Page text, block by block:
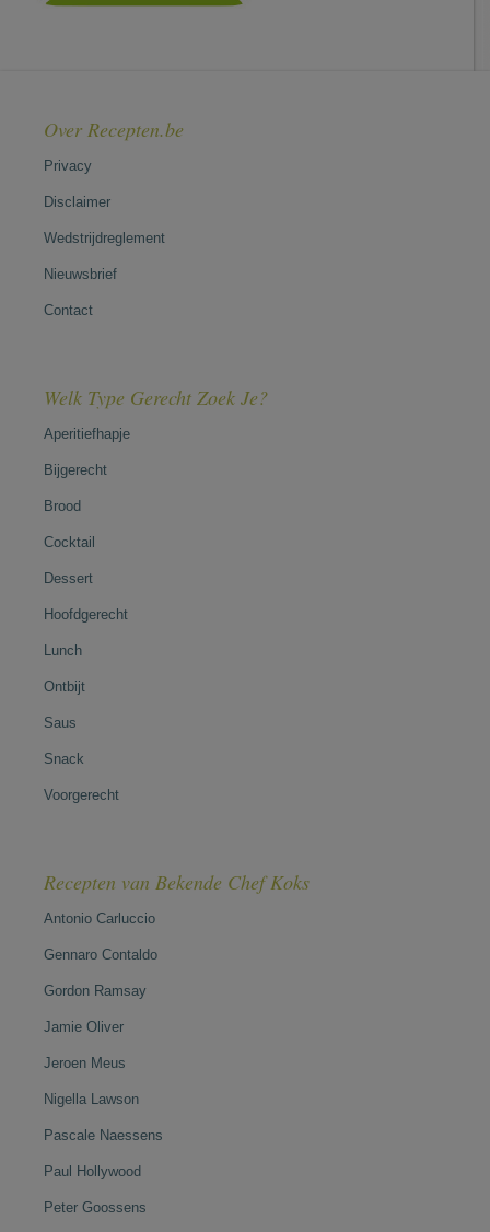
Over Recepten.be
Privacy
Disclaimer
Wedstrijdreglement
Nieuwsbrief
Contact
Welk Type Gerecht Zoek Je?
Aperitiefhapje
Bijgerecht
Brood
Cocktail
Dessert
Hoofdgerecht
Lunch
Ontbijt
Saus
Snack
Voorgerecht
Recepten van Bekende Chef Koks
Antonio Carluccio
Gennaro Contaldo
Gordon Ramsay
Jamie Oliver
Jeroen Meus
Nigella Lawson
Pascale Naessens
Paul Hollywood
Peter Goossens